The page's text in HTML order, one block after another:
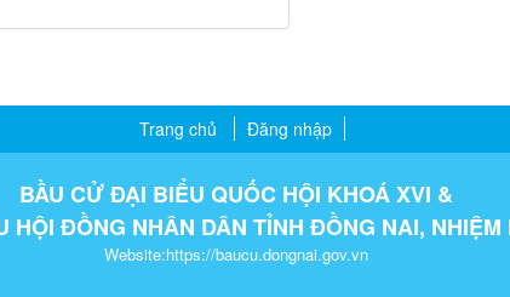
Trang chủ Đăng nhập
BẦU CỬ ĐẠI BIỂU QUỐC HỘI KHOÁ XVI &
HỘI ĐỒNG NHÂN DÂN TỈNH ĐỒNG NAI, NHIỆM
Website:https://baucu.dongnai.gov.vn